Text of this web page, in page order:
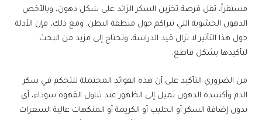
مستقراً، تقل فرصة تخزين السكر الزائد على شكل دهون، وبالأخص
الدهون الحشوية التي تتراكم حول منطقة البطن. ومع ذلك، فإن الأدلة
حول هذا التأثير لا تزال قيد الدراسة، وتحتاج إلى مزيد من البحث
لتأكيدها بشكل قاطع.
من الضروري التأكيد على أن هذه الفوائد المحتملة للتحكم في سكر
الدم وأكسدة الدهون تميل إلى الظهور عند تناول القهوة سوداء، أي
بدون إضافة السكر أو الحليب أو الكريمة أو المنكهات عالية السعرات